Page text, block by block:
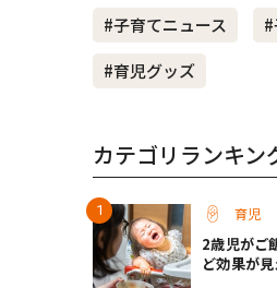
#子育てニュース
#育児グッズ
カテゴリランキン
育児
2歳児がご
ど効果が